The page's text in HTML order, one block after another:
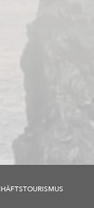
Preise